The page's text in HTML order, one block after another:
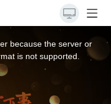
because the server or
is not supported.